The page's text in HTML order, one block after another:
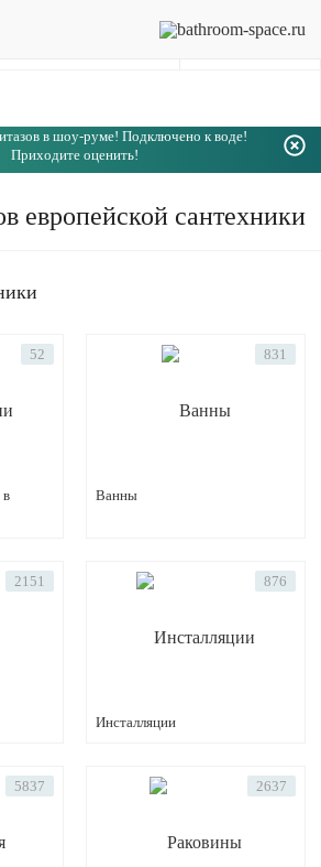
в шоу-руме! Подключено к воде!
Приходите оценить!
европейской сантехники
в
52
Ванны
831
2151
Инсталляции
876
5837 2637